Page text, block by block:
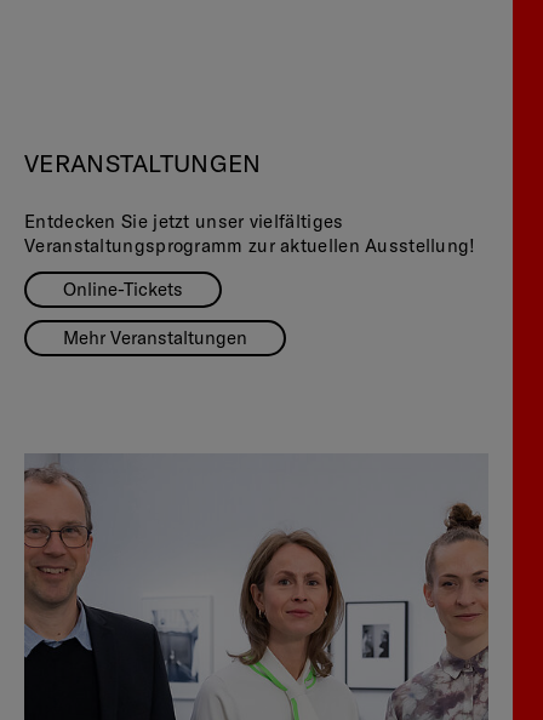
VERANSTALTUNGEN
Entdecken Sie jetzt unser vielfältiges
Veranstaltungsprogramm zur aktuellen Ausstellung!
Online-Tickets
Mehr Veranstaltungen